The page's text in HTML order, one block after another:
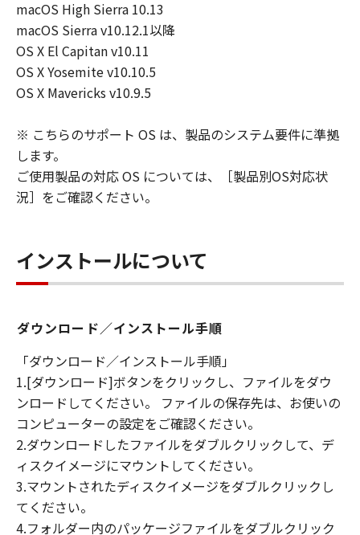
macOS High Sierra 10.13
macOS Sierra v10.12.1以降
OS X El Capitan v10.11
OS X Yosemite v10.10.5
OS X Mavericks v10.9.5
※ こちらのサポート OS は、製品のシステム要件に準拠
します。
ご使用製品の対応 OS については、［製品別OS対応状
況］をご確認ください。
インストールについて
ダウンロード／インストール手順
「ダウンロード／インストール手順」
1.[ダウンロード]ボタンをクリックし、ファイルをダウ
ンロードしてください。 ファイルの保存先は、お使いの
コンピューターの設定をご確認ください。
2.ダウンロードしたファイルをダブルクリックして、デ
ィスクイメージにマウントしてください。
3.マウントされたディスクイメージをダブルクリックし
てください。
4.フォルダー内のパッケージファイルをダブルクリック